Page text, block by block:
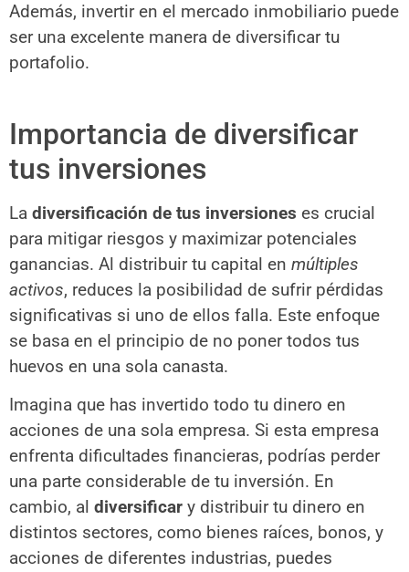
Además, invertir en el mercado inmobiliario puede
ser una excelente manera de diversificar tu
portafolio.
Importancia de diversificar
tus inversiones
La diversificación de tus inversiones es crucial
para mitigar riesgos y maximizar potenciales
ganancias. Al distribuir tu capital en múltiples
activos, reduces la posibilidad de sufrir pérdidas
significativas si uno de ellos falla. Este enfoque
se basa en el principio de no poner todos tus
huevos en una sola canasta.
Imagina que has invertido todo tu dinero en
acciones de una sola empresa. Si esta empresa
enfrenta dificultades financieras, podrías perder
una parte considerable de tu inversión. En
cambio, al diversificar y distribuir tu dinero en
distintos sectores, como bienes raíces, bonos, y
acciones de diferentes industrias, puedes